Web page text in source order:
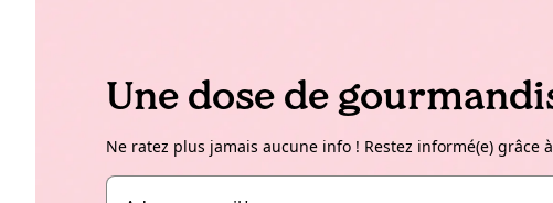
Une dose de
Ne ratez plus jamais aucune info ! Restez informé(e) grâce